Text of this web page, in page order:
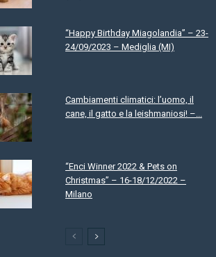
“Happy Birthday Miagolandia” – 23-
24/09/2023 – Mediglia (MI)
Cambiamenti climatici: l’uomo, il
cane, il gatto e la leishmaniosi! –...
“Enci Winner 2022 & Pets on
Christmas” – 16-18/12/2022 –
Milano